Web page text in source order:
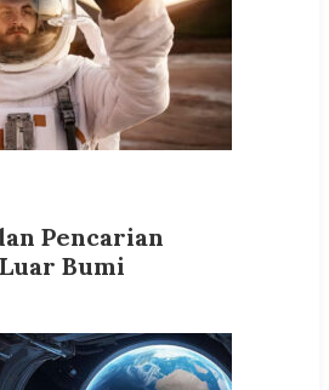
Pencarian
Bumi